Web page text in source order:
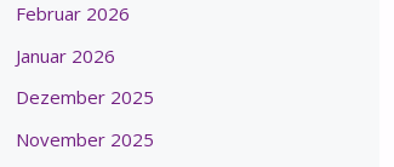
Februar 2026
Januar 2026
Dezember 2025
November 2025